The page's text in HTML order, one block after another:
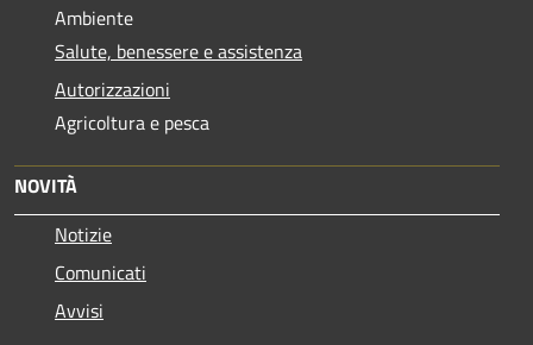
Ambiente
Salute, benessere e assistenza
Autorizzazioni
Agricoltura e pesca
NOVITÀ
Notizie
Comunicati
Avvisi